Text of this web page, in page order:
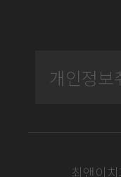
개인정보
최앤이